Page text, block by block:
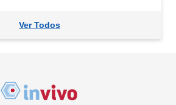
Ver Todos